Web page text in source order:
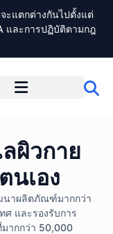
ะแตกต่างกันไปตั้งแต่
และการปฏิบัติตามกฎ
ผิวกาย
นเอง
นาผลิตภัณฑ์มากกว่า
ศ และรองรับการ
ากกว่า 50,000